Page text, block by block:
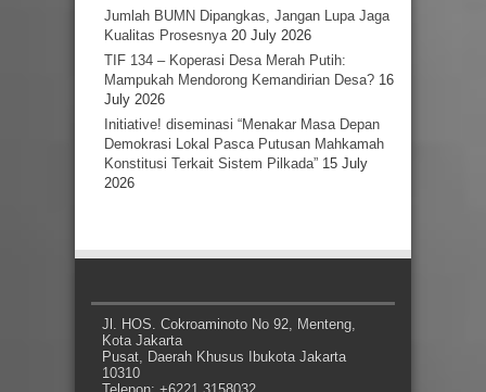
Jumlah BUMN Dipangkas, Jangan Lupa Jaga
Kualitas Prosesnya 20 July 2026
TIF 134 – Koperasi Desa Merah Putih:
Mampukah Mendorong Kemandirian Desa? 16
July 2026
Initiative! diseminasi “Menakar Masa Depan
Demokrasi Lokal Pasca Putusan Mahkamah
Konstitusi Terkait Sistem Pilkada” 15 July
2026
Jl. HOS. Cokroaminoto No 92, Menteng,
Kota Jakarta
Pusat, Daerah Khusus Ibukota Jakarta
10310